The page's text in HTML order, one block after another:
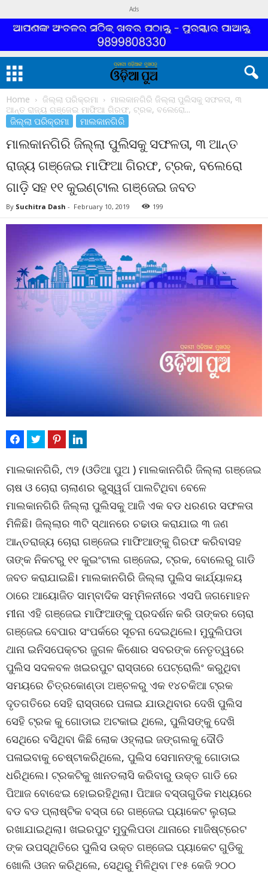
Ads
Home ଜିଲ୍ଲା ପରିକ୍ରମା
ମାଲକାନଗିରି ଜିଲ୍ଲା ପୁଲିସକୁ ସଫଳତା, ୩
ଆନ୍ତ ରାଜ୍ୟ ଗଞ୍ଜେଇ ମାଫିଆ ଗିରଫ, ଟ୍ରକ, ବଲେରୋ...
ଜିଲ୍ଲା ପରିକ୍ରମା ମାଲକାନଗିରି
ମାଲକାନଗିରି ଜିଲ୍ଲା ପୁଲିସକୁ ସଫଳତା, ୩ ଆନ୍ତ
ରାଜ୍ୟ ଗଞ୍ଜେଇ ମାଫିଆ ଗିରଫ, ଟ୍ରକ, ବଲେରୋ
ଗାଡ଼ି ସହ ୧୧ କୁଇଣ୍ଟାଲ ଗଞ୍ଜେଇ ଜବତ
By Suchitra Dash - February 10, 2019 199
ମାଲକାନଗିରି, ୯ା୨ (ଓଡିଆ ପୁଅ ) ମାଲକାନଗିରି ଜିଲ୍ଲା ଗଞ୍ଜେଇ
ଚାଷ ଓ ଚୋରା ଚାଲାଣର ଭୁସ୍ୱର୍ଗ ପାଲଟିଥିବା ବେଳେ
ମାଲକାନଗିରି ଜିଲ୍ଲା ପୁଲିସକୁ ଆଜି ଏକ ବଡ ଧରଣର ସଫଳତା
ମିଳିଛି। ଜିଲ୍ଲାର ୩ଟି ସ୍ଥାନରେ ଚଢାଉ କରାଯାଇ ୩ ଜଣ
ଆନ୍ତରାଜ୍ୟ ଚୋରା ଗଞ୍ଜେଇ ମାଫିଆଙ୍କୁ ଗିରଫ କରିବାସହ
ତାଙ୍କ ନିକଟରୁ ୧୧ କୁଇଂଟାଲ ଗଞ୍ଜେଇ, ଟ୍ରକ, ବୋଲେରୁ ଗାଡି
ଜବତ କରାଯାଇଛି। ମାଲକାନଗିରି ଜିଲ୍ଲା ପୁଲିସ କାର୍ଯ୍ୟାଳୟ
ଠାରେ ଆୟୋଜିତ ସାମ୍ବାଦିକ ସମ୍ମିଳନୀରେ ଏସପି ଜଗମୋହନ
ମୀନା ଏହି ଗଞ୍ଜେଇ ମାଫିଆଙ୍କୁ ପ୍ରଦର୍ଶନ କରି ତାଙ୍କର ଚୋରା
ଗଞ୍ଜେଇ ବେପାର ସଂପର୍କରେ ସୂଚନା ଦେଇଥିଲେ। ମୁଦୁଲିପଡା
ଥାନା ଇନିସପେକ୍ଟର ଜୁଗଳ କିଶୋର ସବରଙ୍କ ନେତୃତ୍ୱରେ
ପୁଲିସ ସଦଳବଳ ଖଇରପୁଟ ରାସ୍ତାରେ ପେଟ୍ରୋଲିଂ କରୁଥିବା
ସମୟରେ ଚିତ୍ରକୋଣ୍ଡା ଅଞ୍ଚଳରୁ ଏକ ୧୪ଚକିଆ ଟ୍ରକ
ଦୃତଗତିରେ ସେହି ରାସ୍ତାରେ ପଳାଇ ଯାଉଥିବାର ଦେଖି ପୁଲିସ
ସେହି ଟ୍ରକ କୁ ଗୋଡାଇ ଅଟକାଇ ଥିଲେ, ପୁଲିସଙ୍କୁ ଦେଖି
ସେଥିରେ ବସିଥିବା କିଛି ଲୋକ ଓହ୍ଲାଇ ଜଙ୍ଗଲକୁ ଦୌଡି
ପଳାଇବାକୁ ଚେଷ୍ଟାକରିଥିଲେ, ପୁଲିସ ସେମାନଙ୍କୁ ଗୋଡାଇ
ଧରିଥିଲେ। ଟ୍ରକଟିକୁ ଖାନତଲାସି କରିବାରୁ ଉକ୍ତ ଗାଡି ରେ
ପିଆଜ ବୋଝେଇ ହୋଇରହିଥିଲା। ପିଆଜ ବସ୍ତାଗୁଡିକ ମଧ୍ୟରେ
ବଡ ବଡ ପ୍ଲାଷ୍ଟିକ ବସ୍ତା ରେ ଗଞ୍ଜେଇ ପ୍ୟାକେଟ ଲୁଚାଇ
ରଖାଯାଇଥିଲା। ଖଇରପୁଟ ମୁଦୁଲିପଡା ଥାନାରେ ମାଜିଷ୍ଟ୍ରେଟ
ଙ୍କ ଉପସ୍ଥିତିରେ ପୁଲିସ ଉକ୍ତ ଗଞ୍ଜେଇ ପ୍ୟାକେଟ ଗୁଡିକୁ
ଖୋଲି ଓଜନ କରିଥିଲେ, ସେଥିରୁ ମିଳିଥିବା ୮୧୫ କେଜି ୨୦୦